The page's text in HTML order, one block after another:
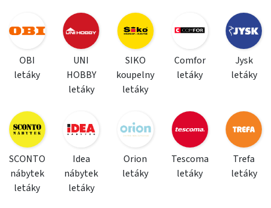
OBI
letáky
UNI
HOBBY
letáky
SIKO
koupelny
letáky
Comfor
letáky
Jysk
letáky
SCONTO
nábytek
letáky
Idea
nábytek
letáky
Orion
letáky
Tescoma
letáky
Trefa
letáky